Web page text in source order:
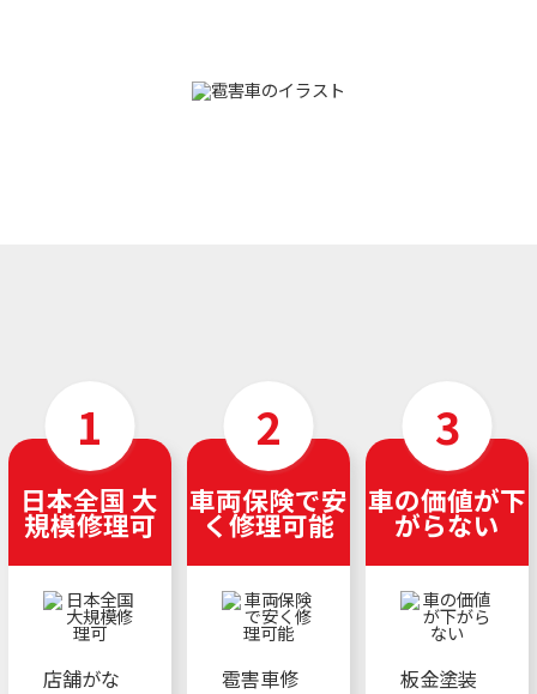
日本全国 大
規模修理可
店舗がな
車両保険で安
く修理可能
雹害車修
車の価値が下
がらない
板金塗装